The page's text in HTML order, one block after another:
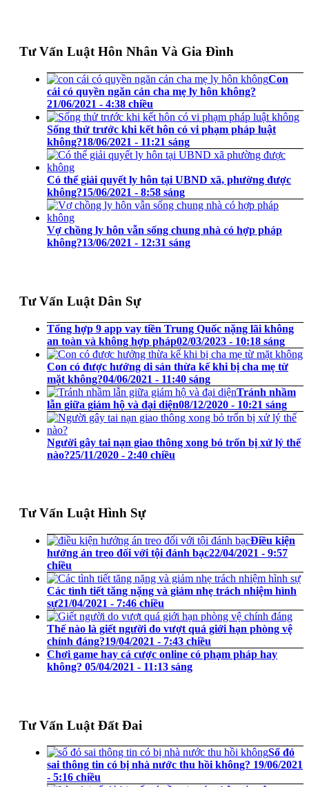
Tư Vấn Luật Hôn Nhân Và Gia Đình
Con
cái có quyền ngăn cản cha mẹ ly hôn không?
21/06/2021 - 4:38 chiều
Sống thử trước khi kết hôn có vi phạm pháp luật
không?18/06/2021 - 11:21 sáng
Có thể giải quyết ly hôn tại UBND xã, phường được
không?15/06/2021 - 8:58 sáng
Vợ chồng ly hôn vẫn sống chung nhà có hợp pháp
không?13/06/2021 - 12:31 sáng
Tư Vấn Luật Dân Sự
Tổng hợp 9 app vay tiền Trung Quốc nặng lãi không
an toàn và không hợp pháp02/03/2023 - 10:18 sáng
Con có được hưởng di sản thừa kế khi bị cha mẹ từ
mặt không?04/06/2021 - 11:40 sáng
Tránh nhầm
lẫn giữa giám hộ và đại diện08/12/2020 - 10:21 sáng
Người gây tai nạn giao thông xong bỏ trốn bị xử lý thế
nào?25/11/2020 - 2:40 chiều
Tư Vấn Luật Hình Sự
Điều kiện
hưởng án treo đối với tội đánh bạc22/04/2021 - 9:57
chiều
Các tình tiết tăng nặng và giảm nhẹ trách nhiệm hình
sự21/04/2021 - 7:46 chiều
Thế nào là giết người do vượt quá giới hạn phòng vệ
chính đáng?19/04/2021 - 7:43 chiều
Chơi game hay cá cược online có phạm pháp hay
không? 05/04/2021 - 11:13 sáng
Tư Vấn Luật Đất Đai
Sổ đỏ
sai thông tin có bị nhà nước thu hồi không? 19/06/2021
- 5:16 chiều